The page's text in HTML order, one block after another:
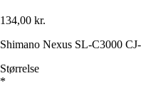
134,00 kr.
Shimano Nexus SL-C3000
Størrelse
*